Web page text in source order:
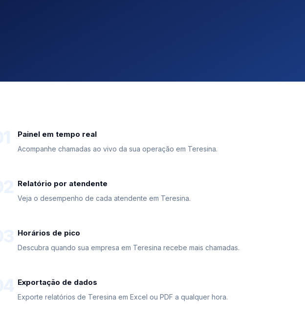
Painel em tempo real
Acompanhe chamadas ao vivo da sua operação em Teresina.
Relatório por atendente
Veja o desempenho de cada atendente em Teresina.
Horários de pico
Descubra quando sua empresa em Teresina recebe mais chamadas.
Exportação de dados
Exporte relatórios de Teresina em Excel ou PDF a qualquer hora.